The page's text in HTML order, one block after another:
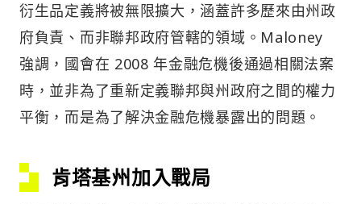
衍生品定義將被無限擴大，涵蓋許多歷來由州政
府負責、而非聯邦政府管轄的領域。Maloney
強調，國會在 2008 年金融危機後通過相關法案
時，並非為了重新定義聯邦與州政府之間的權力
平衡，而是為了解決金融危機暴露出的問題。
肯塔基州加入戰局